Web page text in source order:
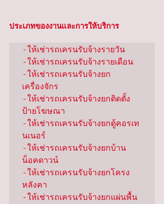
ประเภทของงานและการให้บริการ
-ให้เช่ารถเครนรับจ้างรายวัน
-ให้เช่ารถเครนรับจ้างรายเดือน
-ให้เช่ารถเครนรับจ้างยก
เครื่องจักร
-ให้เช่ารถเครนรับจ้างยกติดตั้ง
ป้ายโฆษณา
-ให้เช่ารถเครนรับจ้างยกตู้คอรเท
นเนอร์
-ให้เช่ารถเครนรับจ้างยกบ้าน
น็อคดาวน์
-ให้เช่ารถเครนรับจ้างยกโครง
หลังคา
-ให้เช่ารถเครนรับจ้างยกแผ่นพื้น